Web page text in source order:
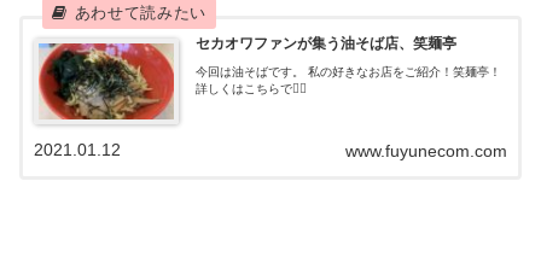
セカオワファンが集う油そば店、笑麺亭
今回は油そばです。 私の好きなお店をご紹介！笑麺亭！
詳しくはこちらで💁‍♀️
www.fuyunecom.com
2021.01.12